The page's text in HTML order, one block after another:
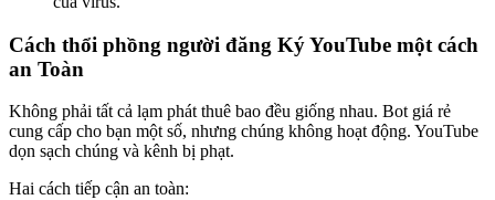
Cách thổi phồng người đăng Ký YouTube một cách
an Toàn
Không phải tất cả lạm phát thuê bao đều giống nhau. Bot giá rẻ
cung cấp cho bạn một số, nhưng chúng không hoạt động. YouTube
dọn sạch chúng và kênh bị phạt.
Hai cách tiếp cận an toàn: